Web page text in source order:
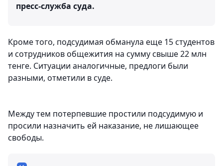
пресс-служба суда.
Кроме того, подсудимая обманула еще 15 студентов
и сотрудников общежития на сумму свыше 22 млн
тенге. Ситуации аналогичные, предлоги были
разными, отметили в суде.
Между тем потерпевшие простили подсудимую и
просили назначить ей наказание, не лишающее
свободы.